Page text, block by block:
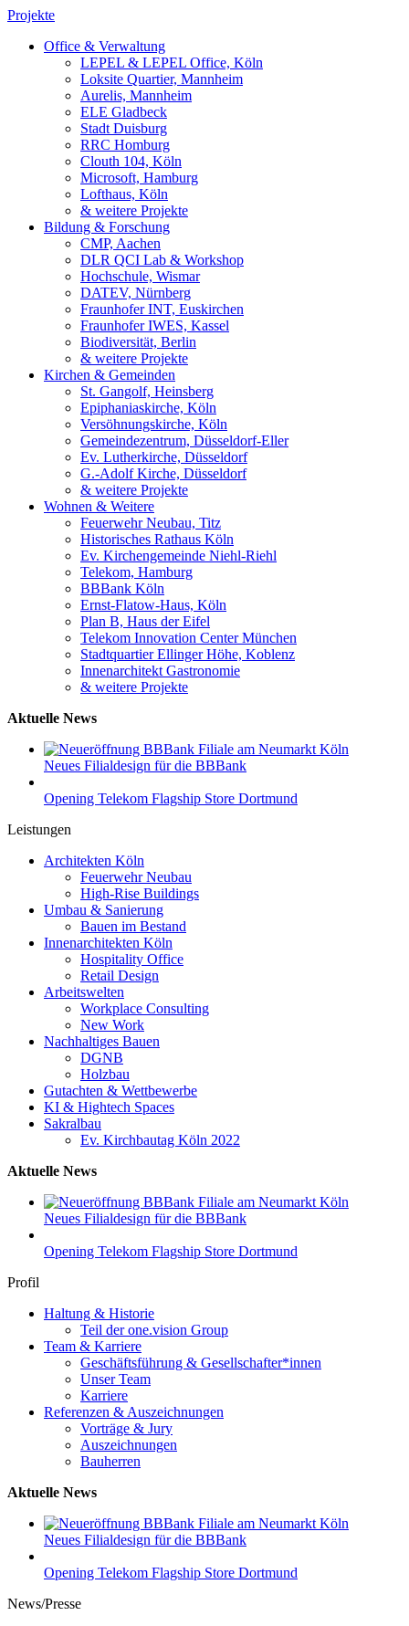
Projekte
Office & Verwaltung
LEPEL & LEPEL Office, Köln
Loksite Quartier, Mannheim
Aurelis, Mannheim
ELE Gladbeck
Stadt Duisburg
RRC Homburg
Clouth 104, Köln
Microsoft, Hamburg
Lofthaus, Köln
& weitere Projekte
Bildung & Forschung
CMP, Aachen
DLR QCI Lab & Workshop
Hochschule, Wismar
DATEV, Nürnberg
Fraunhofer INT, Euskirchen
Fraunhofer IWES, Kassel
Biodiversität, Berlin
& weitere Projekte
Kirchen & Gemeinden
St. Gangolf, Heinsberg
Epiphaniaskirche, Köln
Versöhnungskirche, Köln
Gemeindezentrum, Düsseldorf-Eller
Ev. Lutherkirche, Düsseldorf
G.-Adolf Kirche, Düsseldorf
& weitere Projekte
Wohnen & Weitere
Feuerwehr Neubau, Titz
Historisches Rathaus Köln
Ev. Kirchengemeinde Niehl-Riehl
Telekom, Hamburg
BBBank Köln
Ernst-Flatow-Haus, Köln
Plan B, Haus der Eifel
Telekom Innovation Center München
Stadtquartier Ellinger Höhe, Koblenz
Innenarchitekt Gastronomie
& weitere Projekte
Aktuelle News
Neues Filialdesign für die BBBank
Opening Telekom Flagship Store Dortmund
Leistungen
Architekten Köln
Feuerwehr Neubau
High-Rise Buildings
Umbau & Sanierung
Bauen im Bestand
Innenarchitekten Köln
Hospitality Office
Retail Design
Arbeitswelten
Workplace Consulting
New Work
Nachhaltiges Bauen
DGNB
Holzbau
Gutachten & Wettbewerbe
KI & Hightech Spaces
Sakralbau
Ev. Kirchbautag Köln 2022
Aktuelle News
Neues Filialdesign für die BBBank
Opening Telekom Flagship Store Dortmund
Profil
Haltung & Historie
Teil der one.vision Group
Team & Karriere
Geschäftsführung & Gesellschafter*innen
Unser Team
Karriere
Referenzen & Auszeichnungen
Vorträge & Jury
Auszeichnungen
Bauherren
Aktuelle News
Neues Filialdesign für die BBBank
Opening Telekom Flagship Store Dortmund
News/Presse